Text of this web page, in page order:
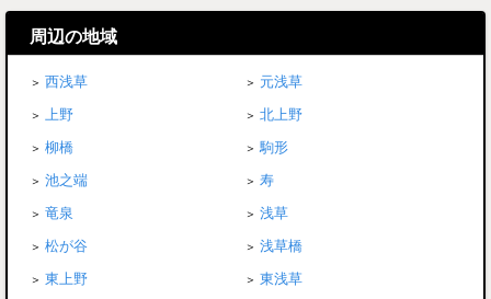
周辺の地域
西浅草
元浅草
上野
北上野
柳橋
駒形
池之端
寿
竜泉
浅草
松が谷
浅草橋
東上野
東浅草